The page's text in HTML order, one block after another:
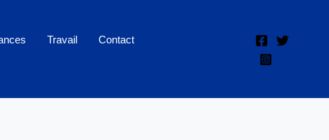
Travail
Contact